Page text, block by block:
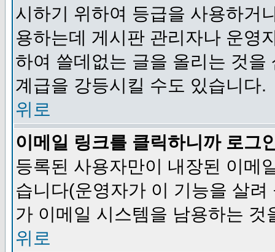
시하기 위하여 등급을 사용하거
용하는데 게시판 관리자나 운영
하여 쓸데없는 글을 올리는 것
계급을 강등시킬 수도 있습니다.
위로
이메일 링크를 클릭하니까 로그
등록된 사용자만이 내장된 이메
습니다(운영자가 이 기능을 살
가 이메일 시스템을 남용하는 것
위로